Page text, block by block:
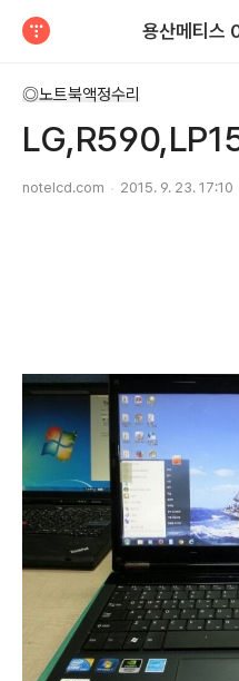
용산메티
◎노트북액정수리
notelcd.com 2015. 9. 23. 17:10